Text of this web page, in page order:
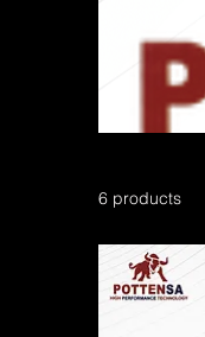
6 products